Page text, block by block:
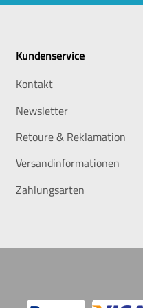
Kundenservice
Kontakt
Newsletter
Retoure & Reklamation
Versandinformationen
Zahlungsarten